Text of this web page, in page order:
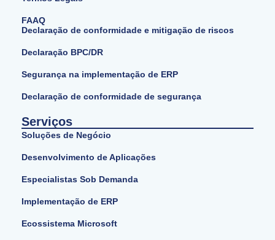
FAAQ
Declaração de conformidade e mitigação de riscos
Declaração BPC/DR
Segurança na implementação de ERP
Declaração de conformidade de segurança
Serviços
Soluções de Negócio
Desenvolvimento de Aplicações
Especialistas Sob Demanda
Implementação de ERP
Ecossistema Microsoft